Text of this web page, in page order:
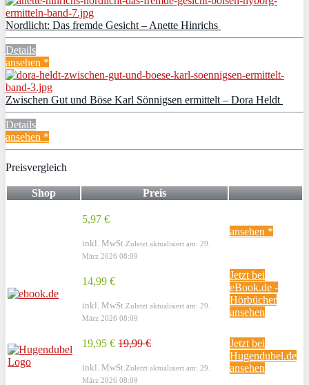
Nordlicht: Das fremde Gesicht – Anette Hinrichs
Details
ansehen *
Zwischen Gut und Böse Karl Sönnigsen ermittelt – Dora Heldt
Details
ansehen *
Preisvergleich
Shop Preis
5,97 €
inkl. MwSt. Zuletzt aktualisiert am: 29.
März 2026 08:09
ansehen *
14,99 €
inkl. MwSt. Zuletzt aktualisiert am: 29.
März 2026 08:09
Jetzt bei
eBook.de -
Hörbücher
ansehen
19,95 € 19,99 €
inkl. MwSt. Zuletzt aktualisiert am: 29.
März 2026 08:09
Jetzt bei
Hugendubel.de
ansehen